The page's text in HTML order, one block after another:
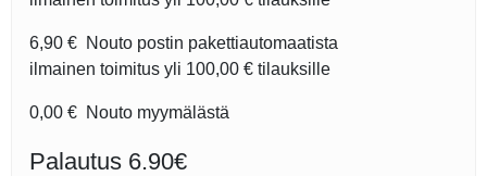
6,90 € Nouto postin pakettiautomaatista
ilmainen toimitus yli 100,00 € tilauksille
0,00 € Nouto myymälästä
Palautus 6.90€